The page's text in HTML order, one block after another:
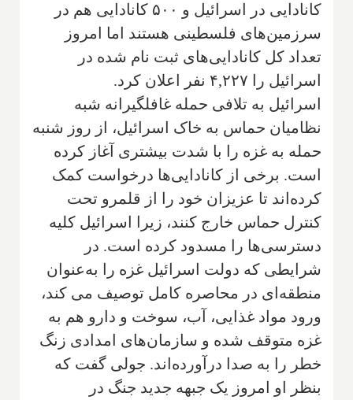
کانادایی در اسرائیل و ۵۰۰ کانادایی هم در
سرزمین‌های فلسطینی هستند اما امروز
تعداد کل کانادایی‌های ثبت نام شده در
اسرائیل را ۴,۲۲۷ نفر اعلان کرد.
اسرائیل به تلافی حمله غافلگیرانه شبه
نظامیان حماس به خاک اسرائیل، از روز شنبه
حمله به غزه را با شدت بیشتری آغاز کرده
است. برخی از کانادایی‌ها درخواست کمک
کرده‌اند تا عزیزان خود را از قلمرو تحت
کنترل حماس خارج کنند، زیرا اسرائیل کلیه
دسترسی‌ها را مسدود کرده است. در
شرایطی که دولت اسرائیل غزه را به‌عنوان
منطقه‌ای در محاصره کامل توصیف می کند،
ورود مواد غذایی، آب، سوخت و دارو هم به
غزه متوقف شده و سازمان‌های امدادی زنگ
خطر را به صدا درآورده‌اند. جولی گفت که
بنظر او امروز یک جبهه جدید جنگ در